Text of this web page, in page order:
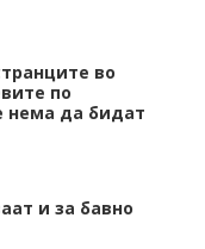
во
по
нема да бидат
и за бавно